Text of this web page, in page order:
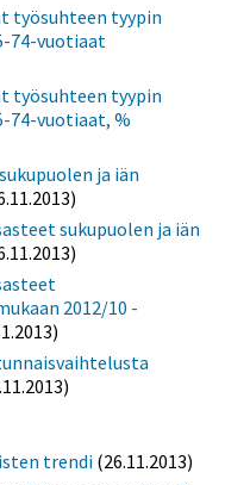
työsuhteen tyypin
74-vuotiaat
työsuhteen tyypin
74-vuotiaat, %
ja iän
sukupuolen ja iän
2012/10 -
trendi(26.11.2013)